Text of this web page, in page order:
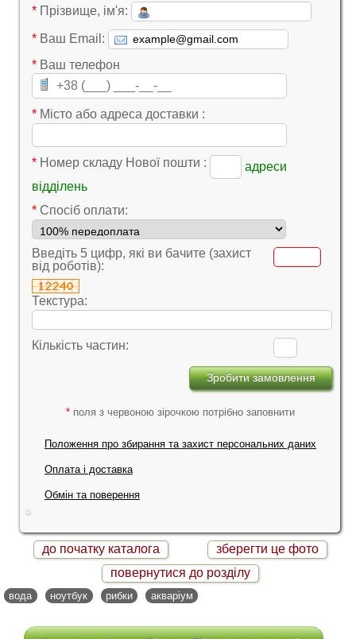
* Прізвище, ім'я:
* Ваш Email:
* Ваш телефон
* Місто або адреса доставки :
* Номер складу Нової пошти :
адреси
відділень
* Cпосіб оплати:
Введіть 5 цифр, які ви бачите (захист
від роботів):
Текстура:
Кількість частин:
* поля з червоною зірочкою потрібно заповнити
Положення про збирання та захист персональних даних
Оплата і доставка
Обмін та поверення
до початку каталога
зберегти це фото
повернутися до розділу
вода ноутбук рибки акваріум